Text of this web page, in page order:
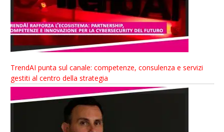
TrendAI punta sul canale: competenze, consulenza e servizi
gestiti al centro della strategia